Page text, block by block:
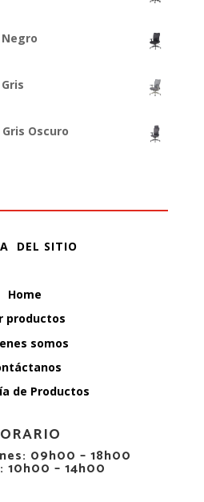
Oscuro
DEL SITIO
Home
productos
somos
de Productos
09h00 – 18h00
10h00 – 14h00